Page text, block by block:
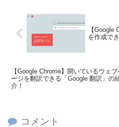
【Google
を作成で
【Google Chrome】開いているウェブ
ージを翻訳できる「Google 翻訳」の
介！
コメント